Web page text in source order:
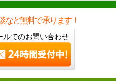
など無料で承ります！
ルでのお問い合わせ
中]